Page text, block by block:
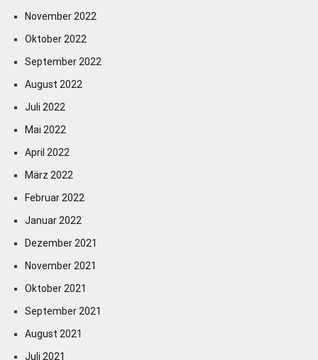
November 2022
Oktober 2022
September 2022
August 2022
Juli 2022
Mai 2022
April 2022
März 2022
Februar 2022
Januar 2022
Dezember 2021
November 2021
Oktober 2021
September 2021
August 2021
Juli 2021